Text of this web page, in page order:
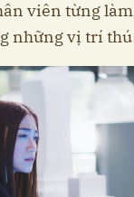
viên từng
những vị trí